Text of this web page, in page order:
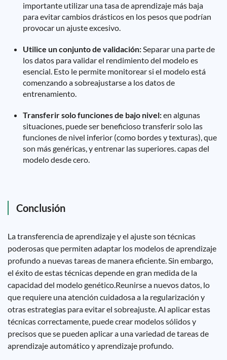
importante utilizar una tasa de aprendizaje más baja
para evitar cambios drásticos en los pesos que podrían
provocar un ajuste excesivo.
Utilice un conjunto de validación:Separar una parte de
los datos para validar el rendimiento del modelo es
esencial. Esto le permite monitorear si el modelo está
comenzando a sobreajustarse a los datos de
entrenamiento.
Transferir solo funciones de bajo nivel:en algunas
situaciones, puede ser beneficioso transferir solo las
funciones de nivel inferior (como bordes y texturas), que
son más genéricas, y entrenar las superiores. capas del
modelo desde cero.
Conclusión
La transferencia de aprendizaje y el ajuste son técnicas
poderosas que permiten adaptar los modelos de aprendizaje
profundo a nuevas tareas de manera eficiente. Sin embargo,
el éxito de estas técnicas depende en gran medida de la
capacidad del modelo genético.Reunirse a nuevos datos, lo
que requiere una atención cuidadosa a la regularización y
otras estrategias para evitar el sobreajuste. Al aplicar estas
técnicas correctamente, puede crear modelos sólidos y
precisos que se pueden aplicar a una variedad de tareas de
aprendizaje automático y aprendizaje profundo.